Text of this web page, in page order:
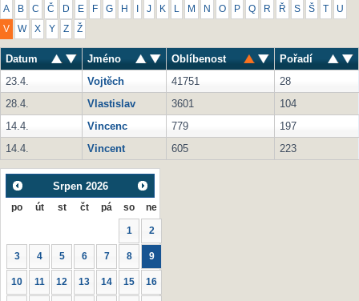
A B C Č D E F G H J K M N O P Q R Ř S Š U
V W X Y Z Ž
Datum Jméno Oblíbenost
Pořadí
23.4.
Vojtěch 41751
28
28.4.
Vlastislav 3601
104
14.4.
Vincenc 779
197
14.4.
Vincent 605 223
Srpen 2026
po út st čt pá so ne
1 2
3 4 5 6 7 8 9
10 11 12 13 14 15 16